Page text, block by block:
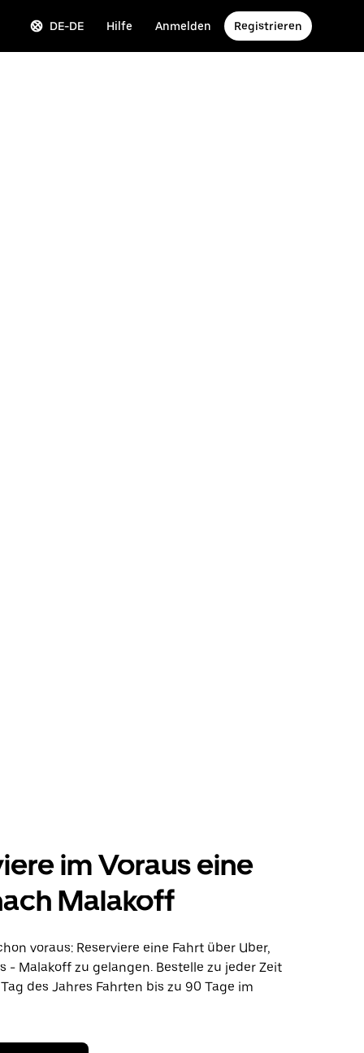
DE-DE Hilfe Anmelden Registrieren
im Voraus eine
Malakoff
voraus: Reserviere eine Fahrt über Uber,
- Malakoff zu gelangen. Bestelle zu jeder Zeit
des Jahres Fahrten bis zu 90 Tage im